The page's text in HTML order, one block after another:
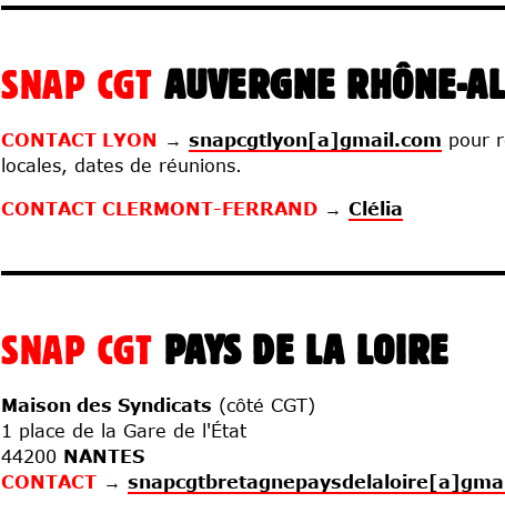
SNAP CGT AUVERGNE RHÔNE-
CONTACT LYON → snapcgtlyon[a]gmail.com pour
locales, dates de réunions.
CONTACT CLERMONT-FERRAND → Clélia
SNAP CGT PAYS DE LA LOIRE
Maison des Syndicats (côté CGT)
1 place de la Gare de l'État
44200 NANTES
CONTACT →